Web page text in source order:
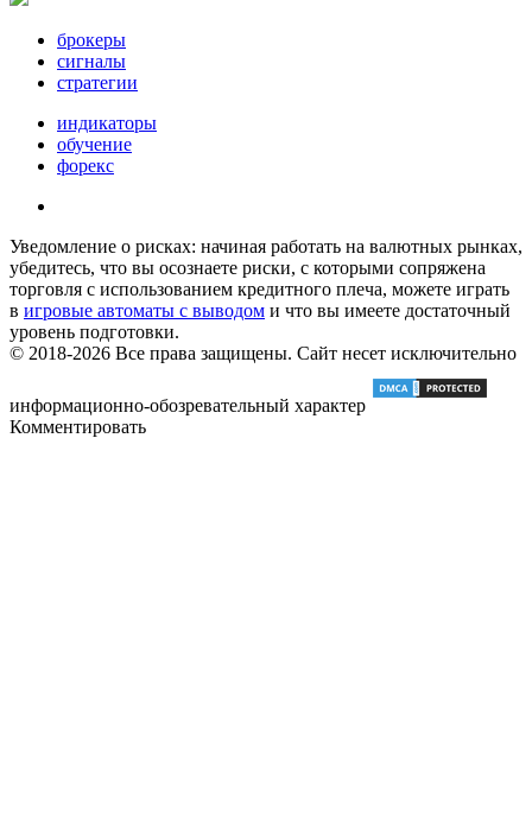
брокеры
сигналы
стратегии
индикаторы
обучение
форекс
Уведомление о рисках: начиная работать на валютных рынках,
убедитесь, что вы осознаете риски, с которыми сопряжена
торговля с использованием кредитного плеча, можете играть
в игровые автоматы с выводом и что вы имеете достаточный
уровень подготовки.
© 2018-2026 Все права защищены. Сайт несет исключительно
информационно-обозревательный характер
Комментировать